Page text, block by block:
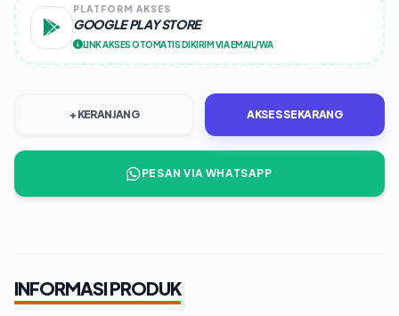
PLATFORM AKSES
GOOGLE PLAY STORE
LINK AKSES OTOMATIS DIKIRIM VIA EMAIL/WA
+ KERANJANG AKSES SEKARANG
PESAN VIA WHATSAPP
INFORMASI PRODUK